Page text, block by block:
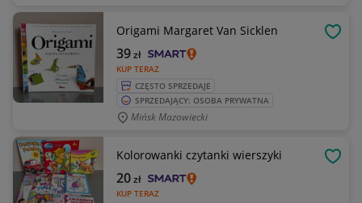
Origami Margaret Van Sicklen
KUP TERAZ
39zł
CZĘSTO SPRZEDAJE
SPRZEDAJĄCY: OSOBA PRYWATNA
Mińsk Mazowiecki
Kolorowanki czytanki wierszyki
KUP TERAZ
20zł